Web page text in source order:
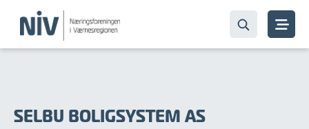
SELBU BOLIGSYSTEM AS